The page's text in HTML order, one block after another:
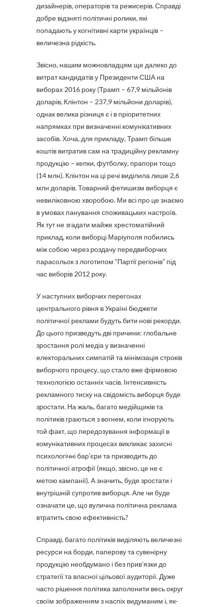
дизайнерів, операторів та режисерів. Справді
добре відзняті політичні ролики, які
попадають у когнітивні карти українців –
величезна рідкість.
Звісно, нашим можновладцям ще далеко до
витрат кандидатів у Президенти США на
виборах 2016 року (Трамп – 67,9 мільйонів
доларів, Клінтон – 237,9 мільйони доларів),
однак велика різниця є і в пріоритетних
напрямках при визначенні комунікативних
засобів. Хоча, для прикладу, Трамп більше
коштів витратив сам на традиційну рекламну
продукцію – кепки, футболку, прапори тощо
(14 млн). Клінтон на ці речі виділила лише 2,6
млн доларів. Товарний фетишизм виборця є
невиліковною хворобою. Ми всі про це знаємо
в умовах панування споживацьких настроїв.
Як тут не згадати майже хрестоматійний
приклад, коли виборці Маріуполя побились
між собою через роздачу передвиборчих
парасольок з логотипом “Партії регіонів” під
час виборів 2012 року.
У наступних виборчих перегонах
центрального рівня в Україні бюджети
політичної реклами будуть бити нові рекорди.
До цього призведуть дві причини: глобальне
зростання ролі медіа у визначенні
електоральних симпатій та мінімізація строків
виборчого процесу, що стало вже фірмовою
технологією останніх часів. Інтенсивність
рекламного тиску на свідомість виборця буде
зростати. На жаль, багато медійщиків та
політиків граються з вогнем, коли ігнорують
той факт, що передозування інформації в
комунікативних процесах викликає захисні
психологічні бар’єри та призводить до
політичної атрофії (якщо, звісно, це не є
метою кампанії). А значить, буде зростати і
внутрішній супротив виборця. Але чи буде
означати це, що вулична політична реклама
втратить свою ефективність?
Справді, багато політиків виділяють величезні
ресурси на борди, паперову та сувенірну
продукцію необдумано і без прив’язки до
стратегії та власної цільової аудиторії. Дуже
часто рішення політика заполонити весь округ
своїм зображенням з наспіх видуманим і, як-